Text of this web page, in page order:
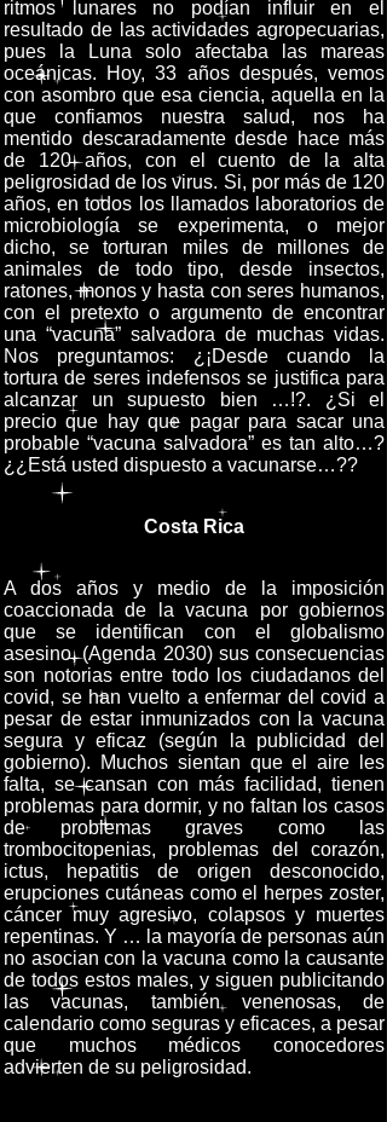
ritmos lunares no podían influir en el
resultado de las actividades agropecuarias,
pues la Luna solo afectaba las mareas
oceánicas. Hoy, 33 años después, vemos
con asombro que esa ciencia, aquella en la
que confiamos nuestra salud, nos ha
mentido descaradamente desde hace más
de 120 años, con el cuento de la alta
peligrosidad de los virus. Si, por más de 120
años, en todos los llamados laboratorios de
microbiología se experimenta, o mejor
dicho, se torturan miles de millones de
animales de todo tipo, desde insectos,
ratones, monos y hasta con seres humanos,
con el pretexto o argumento de encontrar
una “vacuna” salvadora de muchas vidas.
Nos preguntamos: ¿¡Desde cuando la
tortura de seres indefensos se justifica para
alcanzar un supuesto bien …!?. ¿Si el
precio que hay que pagar para sacar una
probable “vacuna salvadora” es tan alto…?
¿¿Está usted dispuesto a vacunarse…??
A dos años y medio de la imposición
coaccionada de la vacuna por gobiernos
que se identifican con el globalismo
asesino, (Agenda 2030) sus consecuencias
son notorias entre todo los ciudadanos del
covid, se han vuelto a enfermar del covid a
pesar de estar inmunizados con la vacuna
segura y eficaz (según la publicidad del
gobierno). Muchos sientan que el aire les
falta, se cansan con más facilidad, tienen
problemas para dormir, y no faltan los casos
de problemas graves como las
trombocitopenias, problemas del corazón,
ictus, hepatitis de origen desconocido,
erupciones cutáneas como el herpes zoster,
cáncer muy agresivo, colapsos y muertes
repentinas. Y … la mayoría de personas aún
no asocian con la vacuna como la causante
de todos estos males, y siguen publicitando
las vacunas, también venenosas, de
calendario como seguras y eficaces, a pesar
que muchos médicos conocedores
advierten de su peligrosidad.
Costa Rica